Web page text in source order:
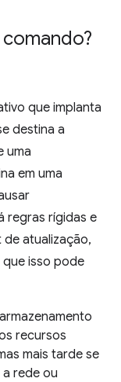
que implanta
destina a
uma
em uma
regras rígidas e
atualização,
que isso pode
recursos
mais tarde se
rede ou